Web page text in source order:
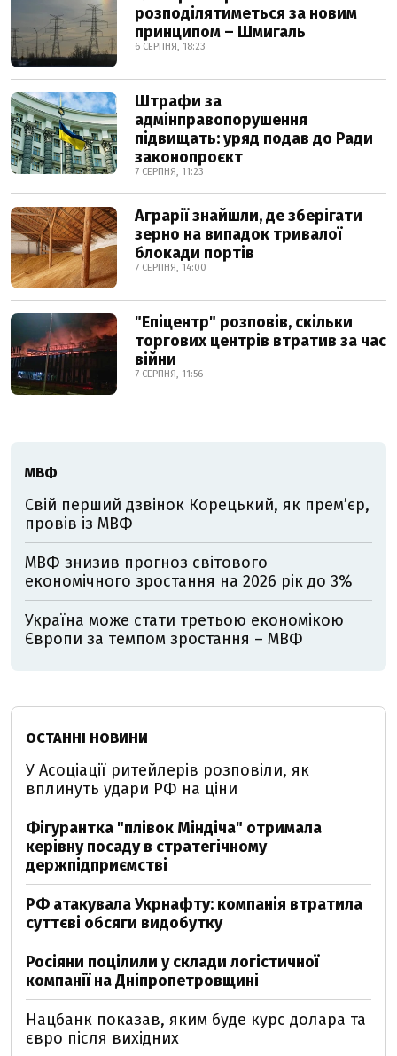
розподілятиметься за новим
принципом – Шмигаль
6 СЕРПНЯ, 18:23
Штрафи за
адмінправопорушення
підвищать: уряд подав до Ради
законопроєкт
7 СЕРПНЯ, 11:23
Аграрії знайшли, де зберігати
зерно на випадок тривалої
блокади портів
7 СЕРПНЯ, 14:00
"Епіцентр" розповів, скільки
торгових центрів втратив за час
війни
7 СЕРПНЯ, 11:56
МВФ
Свій перший дзвінок Корецький, як премʼєр,
провів із МВФ
МВФ знизив прогноз світового
економічного зростання на 2026 рік до 3%
Україна може стати третьою економікою
Європи за темпом зростання – МВФ
ОСТАННІ НОВИНИ
У Асоціації ритейлерів розповіли, як
вплинуть удари РФ на ціни
Фігурантка "плівок Міндіча" отримала
керівну посаду в стратегічному
держпідприємстві
РФ атакувала Укрнафту: компанія втратила
суттєві обсяги видобутку
Росіяни поцілили у склади логістичної
компанії на Дніпропетровщині
Нацбанк показав, яким буде курс долара та
євро після вихідних